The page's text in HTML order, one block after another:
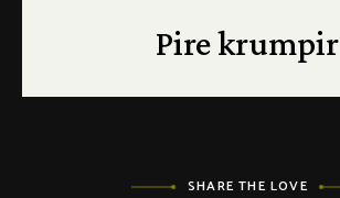
Pire krumpir
SHARE THE LOVE